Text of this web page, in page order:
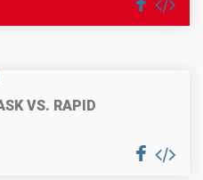
VS. RAPID